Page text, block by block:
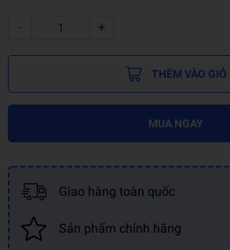
- +
THÊM VÀO GIỎ
MUA NGAY
Giao hàng toàn quốc
Sản phẩm chính hãng